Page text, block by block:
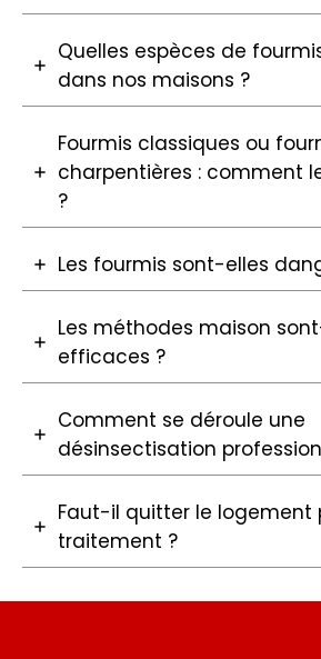
Quelles espèces de
dans nos maisons ?
Fourmis classiques ou
charpentières : comment
?
Les fourmis sont-elles
Les méthodes maison
efficaces ?
Comment se déroule une
désinsectisation
Faut-il quitter le logement
traitement ?